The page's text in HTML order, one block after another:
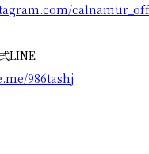
LINE
986tashj